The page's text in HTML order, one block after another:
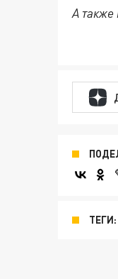
А также
ТЕГИ: